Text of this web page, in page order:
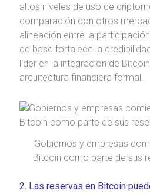
altos niveles de uso de
comparación con otros
alineación entre la
de base fortalece la
líder en la integración de
arquitectura financiera formal.
Gobiernos y empresas
Bitcoin como parte de sus
2. Las reservas en Bitcoin